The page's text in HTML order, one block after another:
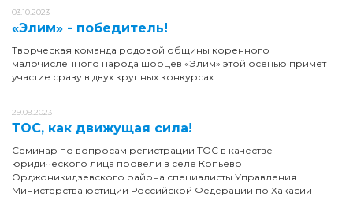
03.10.2023
«Элим» - победитель!
Творческая команда родовой общины коренного
малочисленного народа шорцев «Элим» этой осенью примет
участие сразу в двух крупных конкурсах.
29.09.2023
ТОС, как движущая сила!
Семинар по вопросам регистрации ТОС в качестве
юридического лица провели в селе Копьево
Орджоникидзевского района специалисты Управления
Министерства юстиции Российской Федерации по Хакасии